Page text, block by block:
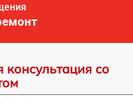
консультация со